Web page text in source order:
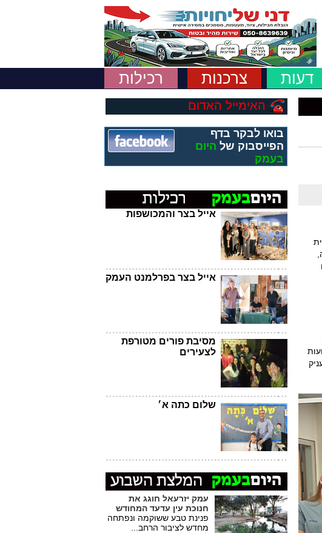
דעות צרכנות רכילות
האימייל האדום
בואו לבקר בדף
הפייסבוק של היום
בעמק
אייל בצר והמכושפות
אייל בצר בפרלמנט העמק
מסיבת פורים מטורפת
לצעירים
שלום כתה א׳
עמק יזרעאל חוגג את
חנוכת עין עדעד המחודש
פנינת טבע ששוקמה ונפתחה
מחדש לציבור הרחב...